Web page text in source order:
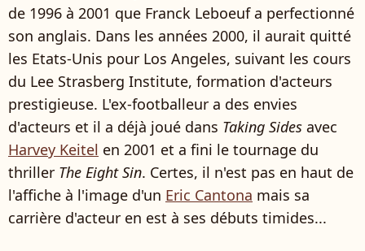
de 1996 à 2001 que Franck Leboeuf a perfectionné
son anglais. Dans les années 2000, il aurait quitté
les Etats-Unis pour Los Angeles, suivant les cours
du Lee Strasberg Institute, formation d'acteurs
prestigieuse. L'ex-footballeur a des envies
d'acteurs et il a déjà joué dans Taking Sides avec
Harvey Keitel en 2001 et a fini le tournage du
thriller The Eight Sin. Certes, il n'est pas en haut de
l'affiche à l'image d'un Eric Cantona mais sa
carrière d'acteur en est à ses débuts timides...